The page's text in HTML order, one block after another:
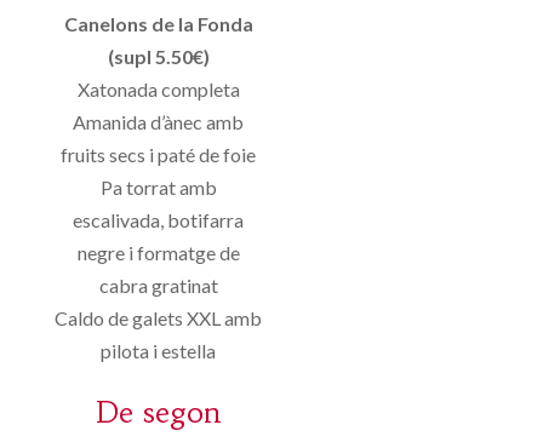
Canelons de la Fonda
(supl 5.50€)
Xatonada completa
Amanida d’ànec amb
fruits secs i paté de foie
Pa torrat amb
escalivada, botifarra
negre i formatge de
cabra gratinat
Caldo de galets XXL amb
pilota i estella
De segon